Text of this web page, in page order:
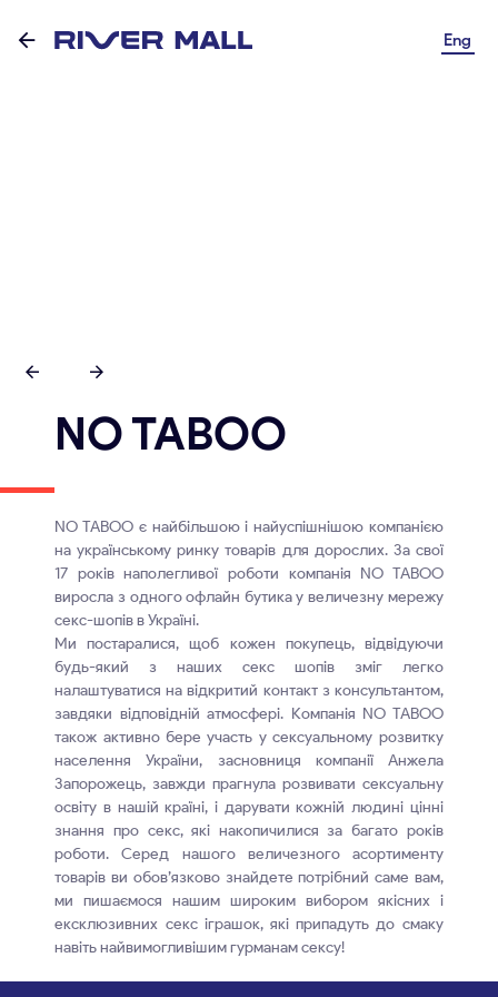
Eng
NO TABOO
NO TABOO є найбільшою і найуспішнішою компанією
на українському ринку товарів для дорослих. За свої
17 років наполегливої роботи компанія NO TABOO
виросла з одного офлайн бутика у величезну мережу
секс-шопів в Україні.
Ми постаралися, щоб кожен покупець, відвідуючи
будь-який з наших секс шопів зміг легко
налаштуватися на відкритий контакт з консультантом,
завдяки відповідній атмосфері. Компанія NO TABOO
також активно бере участь у сексуальному розвитку
населення України, засновниця компанії Анжела
Запорожець, завжди прагнула розвивати сексуальну
освіту в нашій країні, і дарувати кожній людині цінні
знання про секс, які накопичилися за багато років
роботи. Серед нашого величезного асортименту
товарів ви обов’язково знайдете потрібний саме вам,
ми пишаємося нашим широким вибором якісних і
ексклюзивних секс іграшок, які припадуть до смаку
навіть найвимогливішим гурманам сексу!